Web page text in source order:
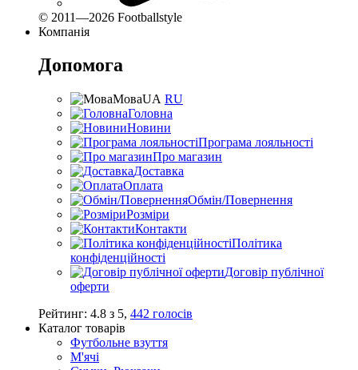
© 2011—2026 Footballstyle
Компанія
Допомога
МоваUA RU
Головна
Новини
Програма лояльності
Про магазин
Доставка
Оплата
Обмін/Повернення
Розміри
Контакти
Політика
конфіденційності
Договір публічної
оферти
Рейтинг: 4.8 з 5, 442 голосів
Каталог товарів
Футбольне взуття
М'ячі